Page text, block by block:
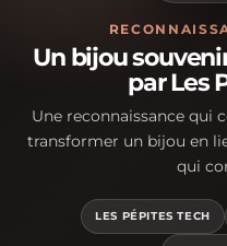
Un bijou
par Les
Une reconnaissance qui
transformer un bijou en
qui
LES PÉPITES TECH